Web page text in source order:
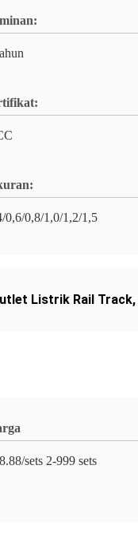
0,6/0,8/1,0/1,2/1,5
Listrik Rail Track,
sets 2-999 sets